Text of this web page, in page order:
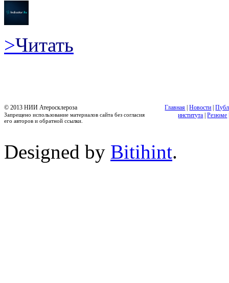
>Читать
© 2013 НИИ Атеросклероза
Запрещено использование материалов сайта без согласия
его авторов и обратной ссылки.
Главная |Новости |
института |Резюме
Designed by Bitihint.